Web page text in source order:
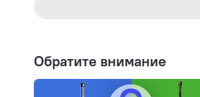
Обратите внимание